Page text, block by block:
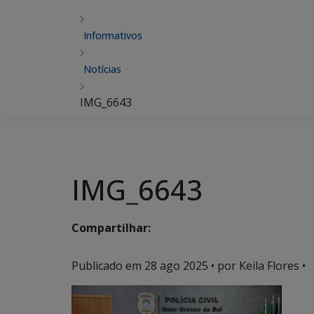
Informativos
Notícias
IMG_6643
IMG_6643
Compartilhar:
Publicado em 28 ago 2025 • por Keila Flores •